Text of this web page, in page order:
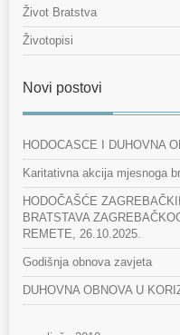
Život Bratstva
Životopisi
Novi postovi
HODOCASCE I DUHOVNA
Karitativna akcija mjesnoga
HODOČAŠĆE
BRATSTAVA
REMETE, 26.10.2025.
Godišnja obnova zavjeta
DUHOVNA OBNOVA U